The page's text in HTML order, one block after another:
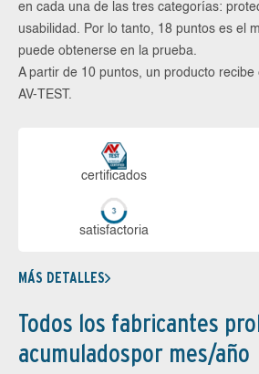
en cada una de las tres categorías:
usabilidad. Por lo tanto, 18 puntos es el
puede obtenerse en la prueba.
A partir de 10 puntos, un producto recibe
AV-TEST.
certi­ficados
sa­tis­fac­to­ria
MÁS DETALLES
Todos los fabricantes
acumuladospor mes/año